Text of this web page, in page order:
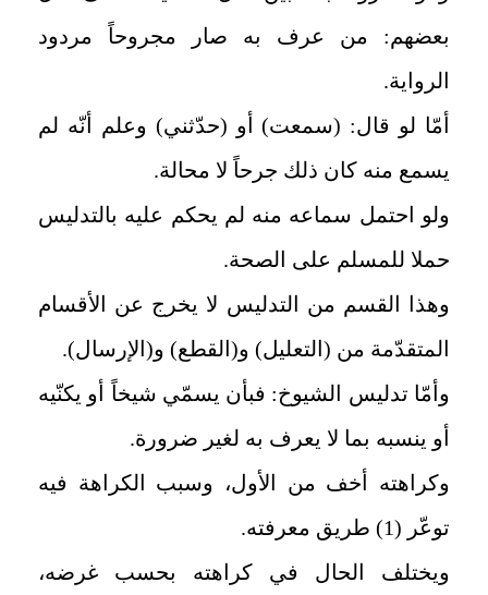
بعضهم: من عرف به صار مجروحاً مردود
الرواية.
أمّا لو قال: (سمعت) أو (حدّثني) وعلم أنّه لم
يسمع منه كان ذلك جرحاً لا محالة.
ولو احتمل سماعه منه لم يحكم عليه بالتدليس
حملا للمسلم على الصحة.
وهذا القسم من التدليس لا يخرج عن الأقسام
المتقدّمة من (التعليل) و(القطع) و(الإرسال).
وأمّا تدليس الشيوخ: فبأن يسمّي شيخاً أو يكنّيه
أو ينسبه بما لا يعرف به لغير ضرورة.
وكراهته أخف من الأول، وسبب الكراهة فيه
توعّر (1) طريق معرفته
.
ويختلف الحال في كراهته بحسب غرضه،